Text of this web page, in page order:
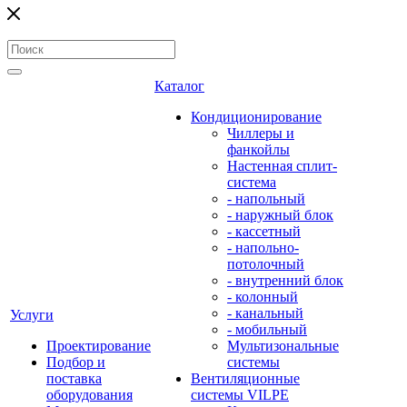
Услуги
Проектирование
Подбор и
поставка
оборудования
Каталог
Кондиционирование
Чиллеры и
фанкойлы
Настенная сплит-
система
- напольный
- наружный блок
- кассетный
- напольно-
потолочный
- внутренний блок
- колонный
- канальный
- мобильный
Мультизональные
системы
Вентиляционные
системы VILPE